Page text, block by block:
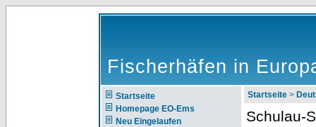
Fischerhäfen in
Startseite
Homepage EO-Ems
Neu Eingelaufen
Startseite >
Schulau-